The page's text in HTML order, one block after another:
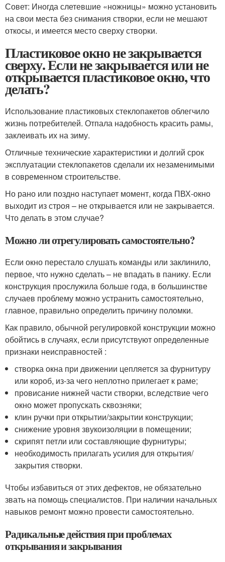
Совет: Иногда слетевшие «ножницы» можно установить
на свои места без снимания створки, если не мешают
откосы, и имеется место сверху створки.
Пластиковое окно не закрывается
сверху. Если не закрывается или не
открывается пластиковое окно, что
делать?
Использование пластиковых стеклопакетов облегчило
жизнь потребителей. Отпала надобность красить рамы,
заклеивать их на зиму.
Отличные технические характеристики и долгий срок
эксплуатации стеклопакетов сделали их незаменимыми
в современном строительстве.
Но рано или поздно наступает момент, когда ПВХ-окно
выходит из строя – не открывается или не закрывается.
Что делать в этом случае?
Можно ли отрегулировать самостоятельно?
Если окно перестало слушать команды или заклинило,
первое, что нужно сделать – не впадать в панику. Если
конструкция прослужила больше года, в большинстве
случаев проблему можно устранить самостоятельно,
главное, правильно определить причину поломки.
Как правило, обычной регулировкой конструкции можно
обойтись в случаях, если присутствуют определенные
признаки неисправностей :
створка окна при движении цепляется за фурнитуру
или короб, из-за чего неплотно прилегает к раме;
провисание нижней части створки, вследствие чего
окно может пропускать сквозняки;
клин ручки при открытии/закрытии конструкции;
снижение уровня звукоизоляции в помещении;
скрипят петли или составляющие фурнитуры;
необходимость прилагать усилия для открытия/
закрытия створки.
Чтобы избавиться от этих дефектов, не обязательно
звать на помощь специалистов. При наличии начальных
навыков ремонт можно провести самостоятельно.
Радикальные действия при проблемах
открывания и закрывания